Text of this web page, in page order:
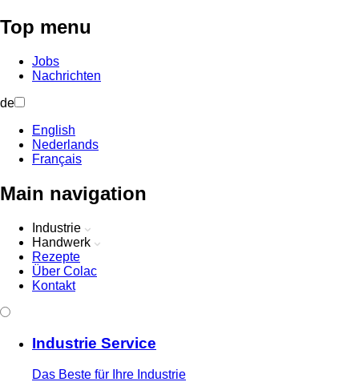
Top menu
Jobs
Nachrichten
de
English
Nederlands
Français
Main navigation
Industrie
Handwerk
Rezepte
Über Colac
Kontakt
Industrie Service
Das Beste für Ihre Industrie